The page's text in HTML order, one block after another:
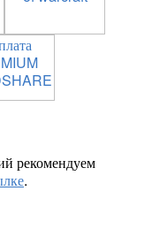
рекомендуем
.